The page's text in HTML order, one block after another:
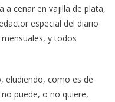
a cenar en vajilla de plata,
especial del diario
y todos
eludiendo, como es de
puede, o no quiere,